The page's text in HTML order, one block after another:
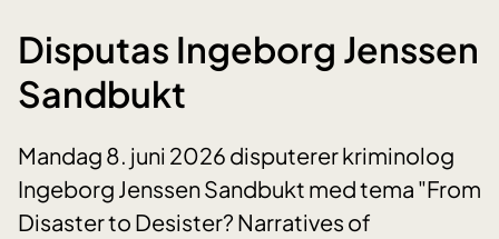
Disputas Ingeborg Jenssen
Sandbukt
Mandag 8. juni 2026 disputerer kriminolog
Ingeborg Jenssen Sandbukt med tema "From
Disaster to Desister? Narratives of